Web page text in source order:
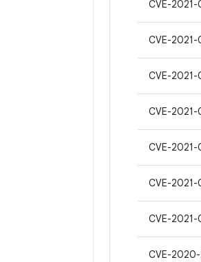
CVE-
CVE-2021-
CVE-2021-
CVE-2021-
CVE-2021-
CVE-2021-
CVE-2021-
CVE-2020-